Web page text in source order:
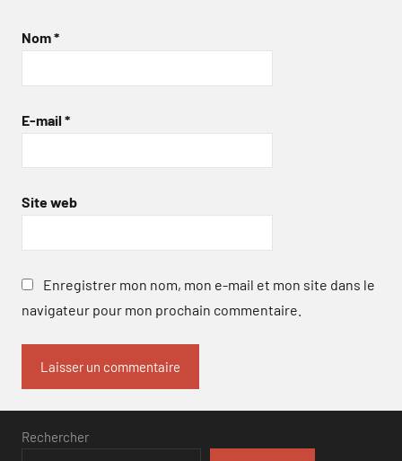
Nom*
E-mail *
Site web
Enregistrer mon nom, mon e-mail et mon site dans le
navigateur pour mon prochain commentaire.
Rechercher